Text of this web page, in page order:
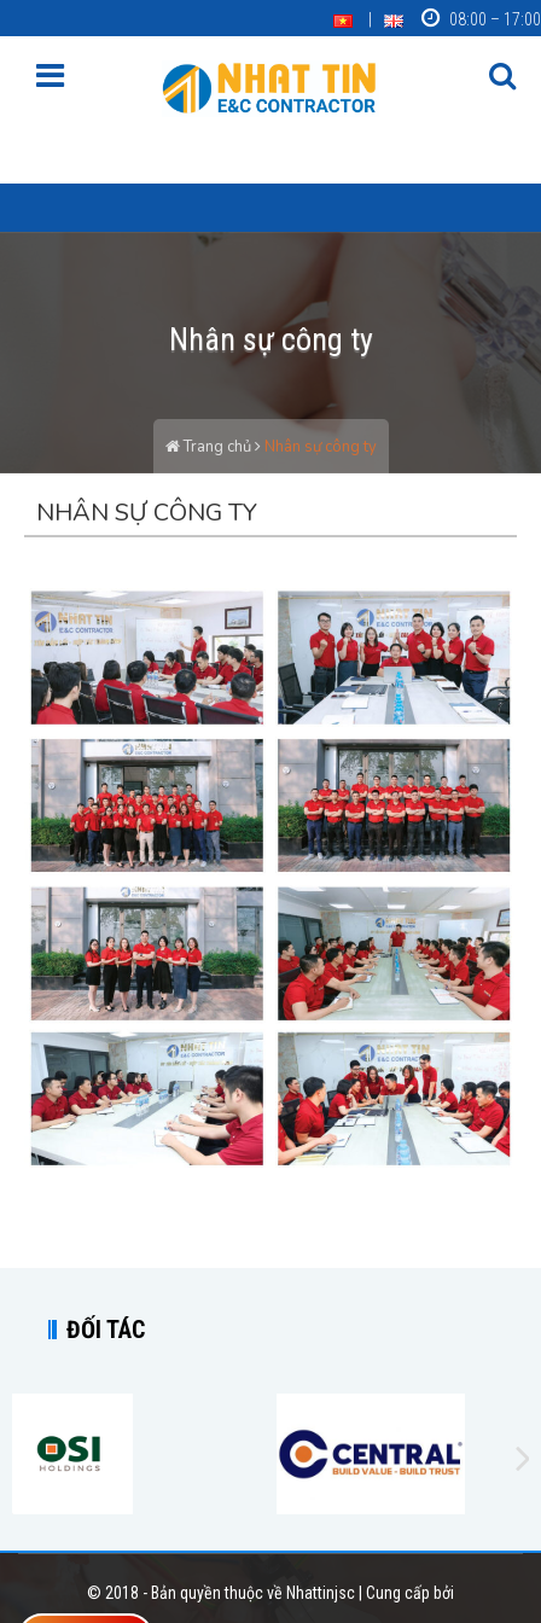
08:00 – 17:00
Nhân sự công ty
Trang chủ Nhân sự công ty
NHÂN SỰ CÔNG TY
ĐỐI TÁC
© 2018 - Bản quyền thuộc về Nhattinjsc | Cung cấp bởi